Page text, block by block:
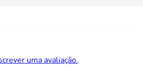
uma avaliação.